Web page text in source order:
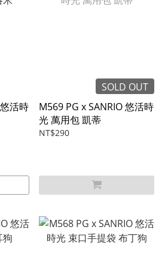
活時
SOLD OUT
M569 PG x SANRIO 悠活時
光 萬用包 凱蒂
NT$290